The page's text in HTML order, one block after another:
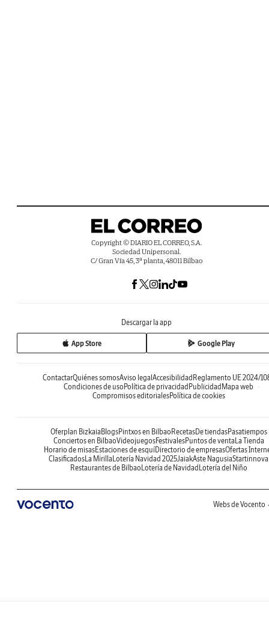
Copyright © DIARIO EL CORREO, S.A.
Sociedad Unipersonal.
C/ Gran Vía 45, 3ª planta, 48011 Bilbao
Descargar la app
App Store Google Play
ContactarQuiénes somosAviso legal Accesibilidad Reglamento UE 2024/
Condiciones de uso Política de privacidad Publicidad Mapa web
Compromisos editorialesPolítica de cookies
Oferplan Bizkaia BlogsPintxos en Bilbao RecetasDe tiendasPasatiempos
Conciertos en BilbaoVideojuegosFestivalesPuntos de venta La Tienda
Horario de misasEstaciones de esquíDirectorio de empresasOfertas
ClasificadosLa Mirilla Lotería Navidad 2025JaiakAste NagusiaStartinnova
Restaurantes de Bilbao Lotería de Navidad Lotería del Niño
Webs de Vocento